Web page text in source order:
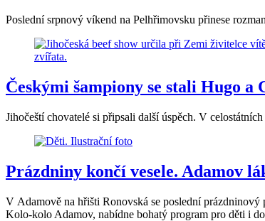
Poslední srpnový víkend na Pelhřimovsku přinese
Českými šampiony se stali Hugo a
Jihočeští chovatelé si připsali další úspěch. V
Prázdniny končí vesele. Adamov
V Adamově na hřišti Ronovská se poslední prázdninový
Kolo-kolo Adamov, nabídne bohatý program pro děti i